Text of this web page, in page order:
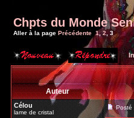
Chpts du Monde
Aller à la page Précédente 1,2 3
Auteur
Célou
lame de cristal
Posté